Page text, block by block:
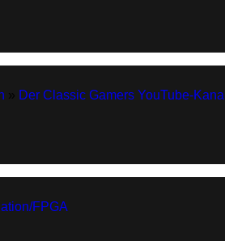
Der Classic Gamers YouTube-Kanal
FPGA